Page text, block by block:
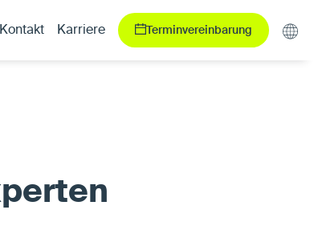
Kontakt Karriere Terminvereinbarung